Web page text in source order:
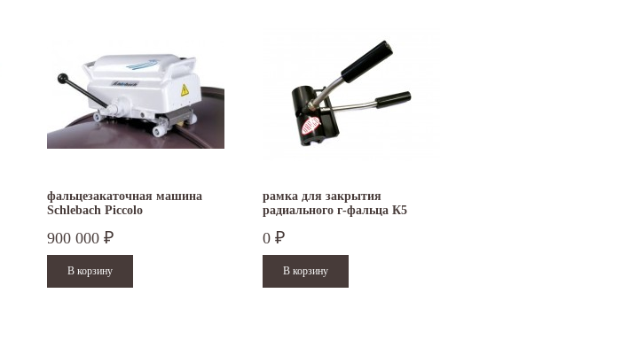
фальцезакаточная машина
Schlebach Piccolo
900 000 ₽
рамка для закрытия
радиального г-фальца К5
0 ₽